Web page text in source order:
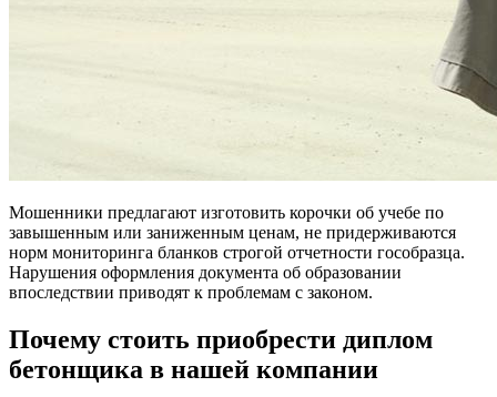
Мошенники предлагают изготовить корочки об учебе по
завышенным или заниженным ценам, не придерживаются
норм мониторинга бланков строгой отчетности гособразца.
Нарушения оформления документа об образовании
впоследствии приводят к проблемам с законом.
Почему стоить приобрести диплом
бетонщика в нашей компании